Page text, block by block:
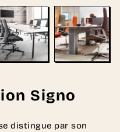
Signo
distingue par son